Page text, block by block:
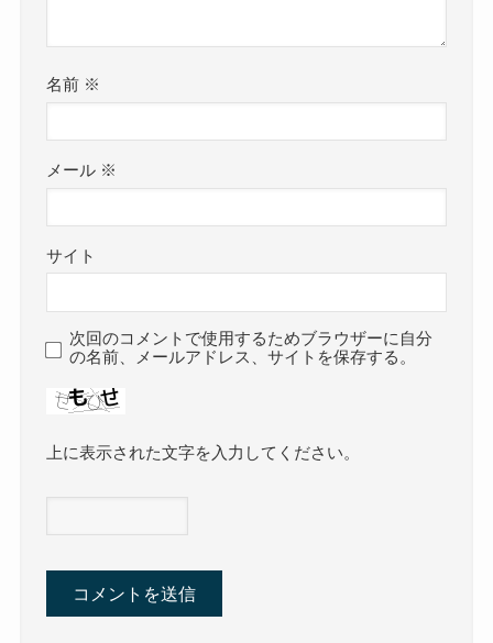
名前 ※
メール ※
サイト
次回のコメントで使用するためブラウザーに自分
の名前、メールアドレス、サイトを保存する。
上に表示された文字を入力してください。